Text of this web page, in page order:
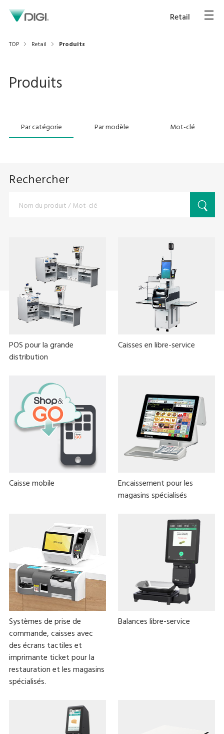
Retail
TOP Retail Produits
Produits
Par catégorie Par modèle Mot-clé
Rechercher
POS pour la grande
distribution
Caisses en libre-service
Caisse mobile
Encaissement pour les
magasins spécialisés
Systèmes de prise de
commande, caisses avec
des écrans tactiles et
imprimante ticket pour la
restauration et les magasins
spécialisés.
Balances libre-service